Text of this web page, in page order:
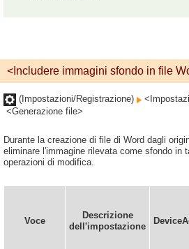
<Includere immagini sfondo in file
(Impostazioni/Registrazione)
<Generazione file>
Durante la creazione di file di Word dagli
eliminare l'immagine rilevata come sfondo in
operazioni di modifica.
Voce
Descrizione
dell'impostazione